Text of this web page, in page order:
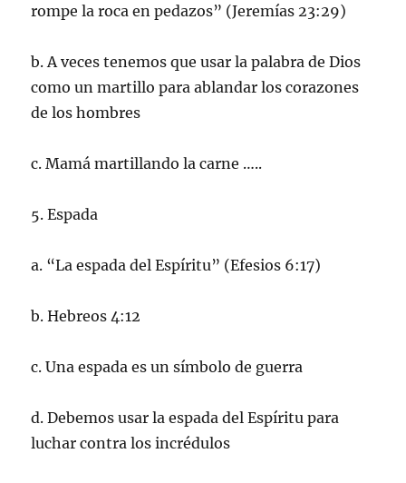
rompe la roca en pedazos” (Jeremías 23:29)
b. A veces tenemos que usar la palabra de Dios
como un martillo para ablandar los corazones
de los hombres
c. Mamá martillando la carne …..
5. Espada
a. “La espada del Espíritu” (Efesios 6:17)
b. Hebreos 4:12
c. Una espada es un símbolo de guerra
d. Debemos usar la espada del Espíritu para
luchar contra los incrédulos